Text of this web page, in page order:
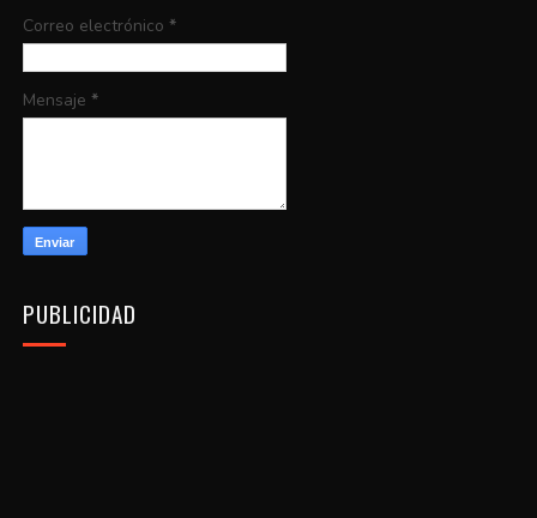
Correo electrónico *
Mensaje *
PUBLICIDAD